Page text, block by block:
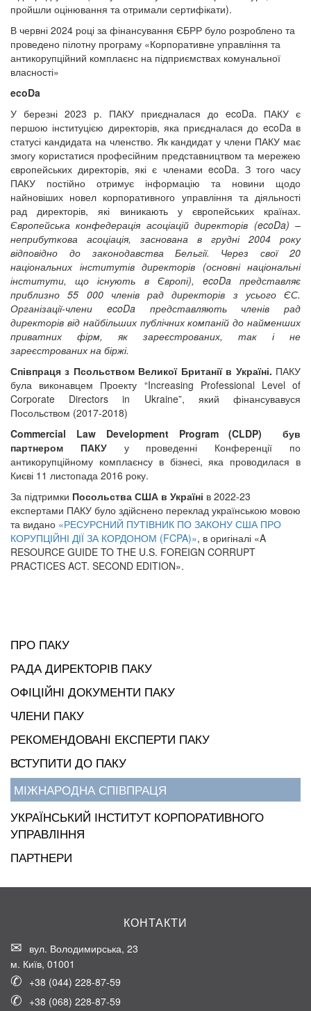
пройшли оцінювання та отримали сертифікати).
В червні 2024 році за фінансування ЄБРР було розроблено та
проведено пілотну програму «Корпоративне управління та
антикорупційний комплаєнс на підприємствах комунальної
власності»
ecoDa
У березні 2023 р. ПАКУ приєдналася до ecoDa. ПАКУ є
першою інституцією директорів, яка приєдналася до ecoDa в
статусі кандидата на членство. Як кандидат у члени ПАКУ має
змогу користатися професійним представництвом та мережею
європейських директорів, які є членами ecoDa. З того часу
ПАКУ постійно отримує інформацію та новини щодо
найновіших новел корпоративного управління та діяльності
рад директорів, які виникають у європейських країнах.
Європейська конфедерація асоціацій директорів (ecoDa) –
неприбуткова асоціація, заснована в грудні 2004 року
відповідно до законодавства Бельгії. Через свої 20
національних інститутів директорів (основні національні
інститути, що існують в Європі), ecoDa представляє
приблизно 55 000 членів рад директорів з усього ЄС.
Організації-члени ecoDa представляють членів рад
директорів від найбільших публічних компаній до найменших
приватних фірм, як зареєстрованих, так і не
зареєстрованих на біржі.
Співпраця з Псольством Великої Британії в Україні. ПАКУ
була виконавцем Проекту “Increasing Professional Level of
Corporate Directors in Ukraine”, який фінансувавуся
Посольством (2017-2018)
Commercial Law Development Program (CLDP) був
партнером ПАКУ у проведенні
Конференції по
антикорупційному комплаєнсу в бізнесі, яка проводилася в
Києві 11 листопада 2016 року.
За підтримки Посольства США в Україні в 2022-23
експертами ПАКУ було здійснено переклад українською мовою
та видано «РЕСУРСНИЙ ПУТІВНИК ПО ЗАКОНУ США ПРО
КОРУПЦІЙНІ ДІЇ ЗА КОРДОНОМ (FCPA)», в оригіналі «A
RESOURCE GUIDE TO THE U.S. FOREIGN CORRUPT
PRACTICES ACT. SECOND EDITION».
ПРО ПАКУ
РАДА ДИРЕКТОРІВ ПАКУ
ОФІЦІЙНІ ДОКУМЕНТИ ПАКУ
ЧЛЕНИ ПАКУ
РЕКОМЕНДОВАНІ ЕКСПЕРТИ ПАКУ
ВСТУПИТИ ДО ПАКУ
МІЖНАРОДНА СПІВПРАЦЯ
УКРАЇНСЬКИЙ ІНСТИТУТ КОРПОРАТИВНОГО
УПРАВЛІННЯ
ПАРТНЕРИ
КОНТАКТИ
вул. Володимирська, 23
м. Київ, 01001
+38 (044) 228-87-59
+38 (068) 228-87-59